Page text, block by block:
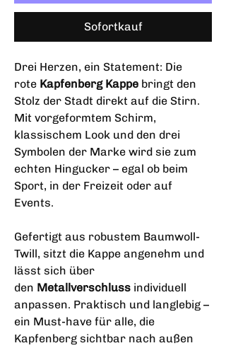
Sofortkauf
Drei Herzen, ein Statement: Die
rote Kapfenberg Kappe bringt den
Stolz der Stadt direkt auf die Stirn.
Mit vorgeformtem Schirm,
klassischem Look und den drei
Symbolen der Marke wird sie zum
echten Hingucker – egal ob beim
Sport, in der Freizeit oder auf
Events.
Gefertigt aus robustem Baumwoll-
Twill, sitzt die Kappe angenehm und
lässt sich über
den Metallverschluss individuell
anpassen. Praktisch und langlebig –
ein Must-have für alle, die
Kapfenberg sichtbar nach außen